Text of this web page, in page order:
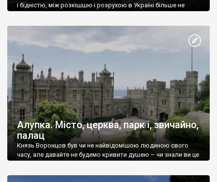
і бідністю, між розкішшю і розрухою в Україні більше не
Алупка. Місто, церква, парк і, звичайно,
палац
Князь Воронцов був чи не найвідомішою людиною свого
часу, але давайте не будемо кривити душею – чи знали ви це